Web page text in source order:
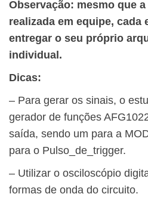
Observação: mesmo que
realizada em equipe, cada
entregar o seu próprio
individual.
Dicas:
– Para gerar os sinais, o
gerador de funções
saída, sendo um para a
para o Pulso_de_trigger.
– Utilizar o osciloscópio
formas de onda do circuito.